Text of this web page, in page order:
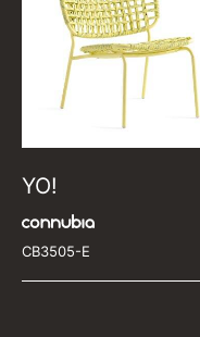
YO!
CB3505-E